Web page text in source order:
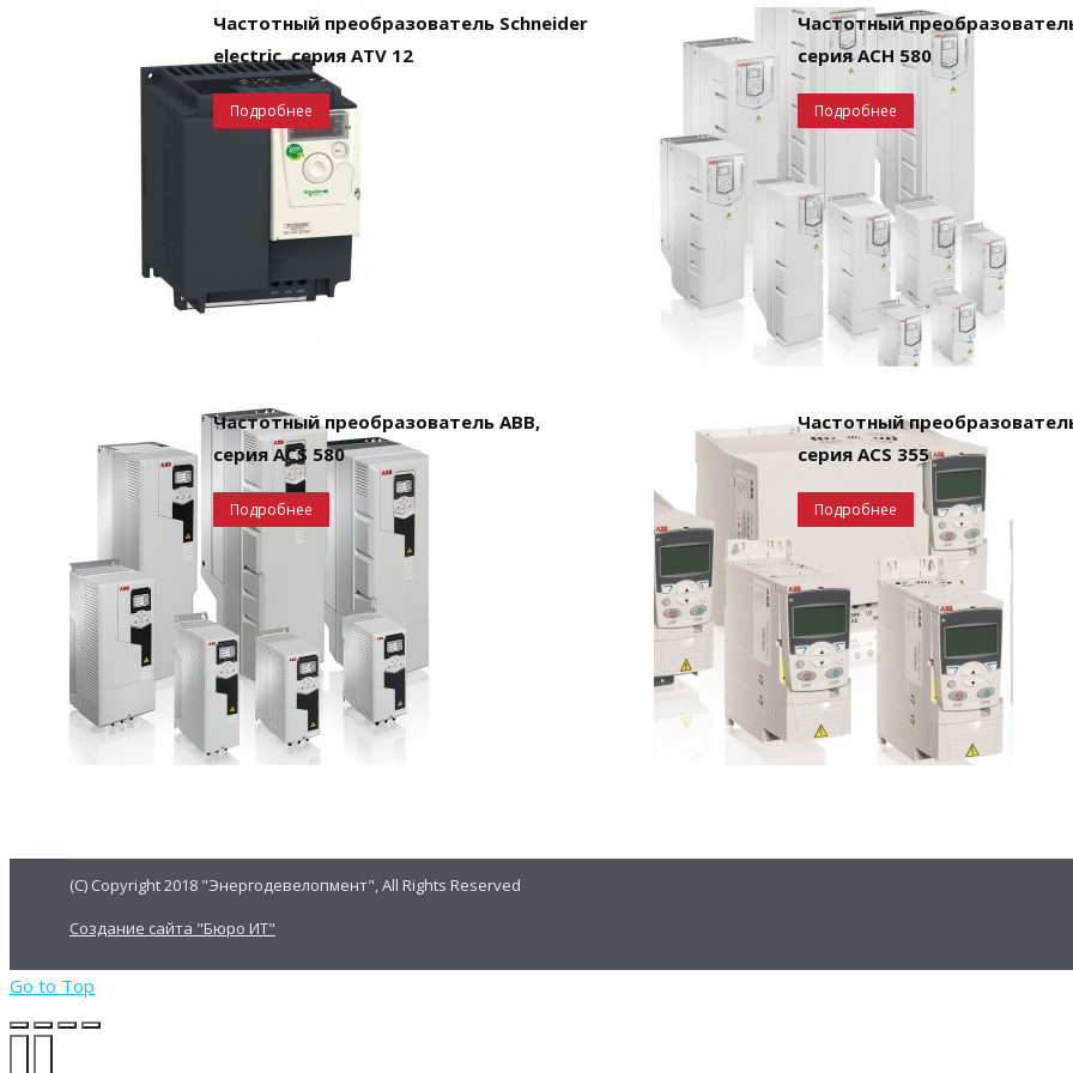
Частотный преобразователь Schneider
electric, серия ATV 12
Подробнее
Частотный
серия ACH 580
Подробнее
Частотный преобразователь ABB,
серия ACS 580
Подробнее
Частотный
серия ACS 355
Подробнее
(C) Copyright 2018 "Энергодевелопмент", All Rights Reserved
Создание сайта "Бюро ИТ"
Go to Top